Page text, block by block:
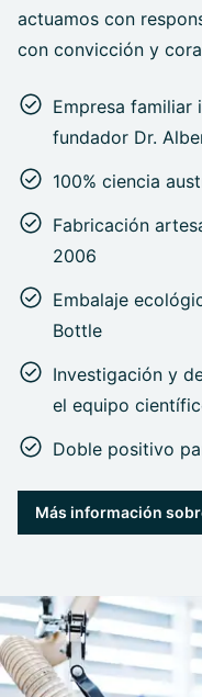
actuamos con
con convicción y
Empresa familiar
fundador Dr.
100% ciencia
Fabricación
2006
Embalaje
Bottle
Investigación y
el equipo
Doble positivo
Más información